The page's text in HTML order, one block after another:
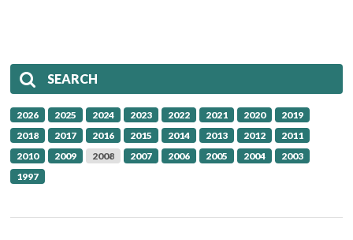
SEARCH
2026 2025 2024 2023 2022 2021 2020
2019
2018
2017 2016 2015 2014 2013 2012
2011
2010
2009 2008 2007 2006 2005 2004
2003
1997